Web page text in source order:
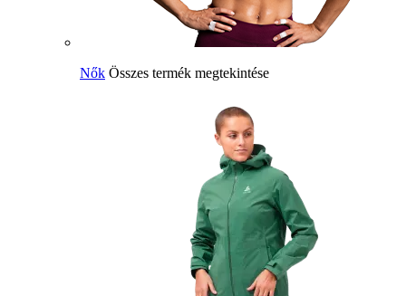
Nők Összes termék megtekintése